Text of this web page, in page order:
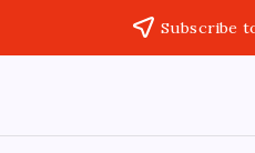
Subscribe